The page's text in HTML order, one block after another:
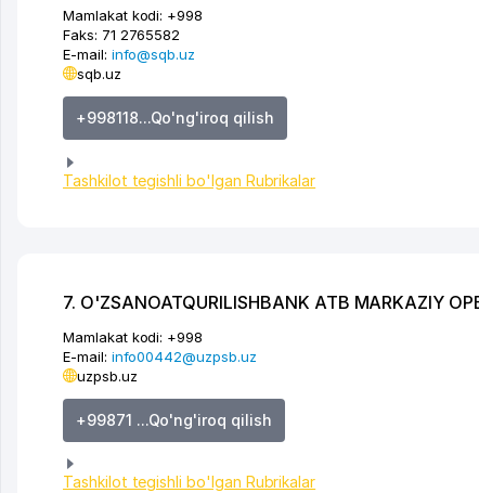
Mamlakat kodi: +998
Faks: 71 2765582
E-mail: info@sqb.uz
sqb.uz
+998118...Qo'ng'iroq qilish
Tashkilot tegishli bo'lgan Rubrikalar
7. O'ZSANOATQURILISHBANK ATB MARKAZIY
Mamlakat kodi: +998
E-mail: info00442@uzpsb.uz
uzpsb.uz
+99871 ...Qo'ng'iroq qilish
Tashkilot tegishli bo'lgan Rubrikalar